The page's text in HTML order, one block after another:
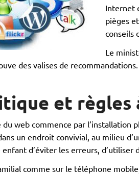
Internet
pièges
conseils
Le
des valises de
et règles
du web commence par l’installation
un endroit convivial, au milieu
d’éviter les erreurs, d’utiliser
comme sur le téléphone